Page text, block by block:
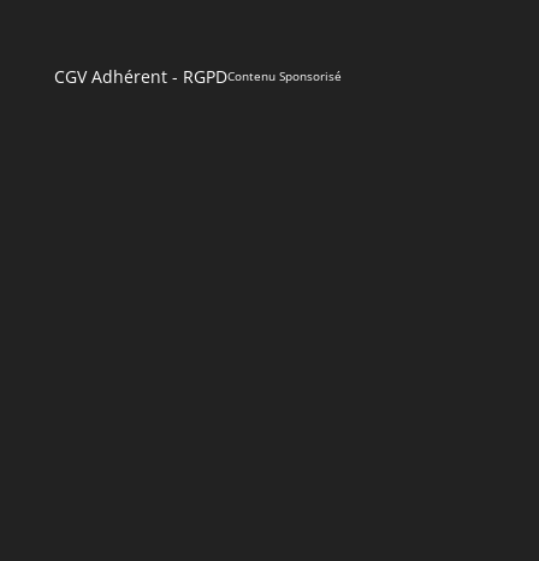
CGV Adhérent- RGPDContenu Sponsorisé